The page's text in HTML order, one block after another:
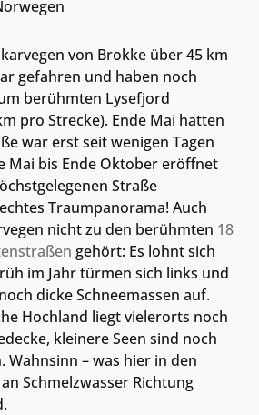
von Brokke über 45 km
gefahren und haben noch
berühmten Lysefjord
pro Strecke). Ende Mai hatten
war erst seit wenigen Tagen
Mai bis Ende Oktober eröffnet
Straße
Traumpanorama! Auch
nicht zu den berühmten 18
gehört: Es lohnt sich
im Jahr türmen sich links und
dicke Schneemassen auf.
Hochland liegt vielerorts noch
kleinere Seen sind noch
– was hier in den
Schmelzwasser Richtung